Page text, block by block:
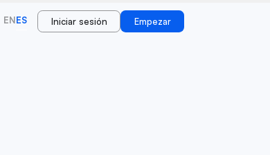
ENES Iniciar sesión Empezar